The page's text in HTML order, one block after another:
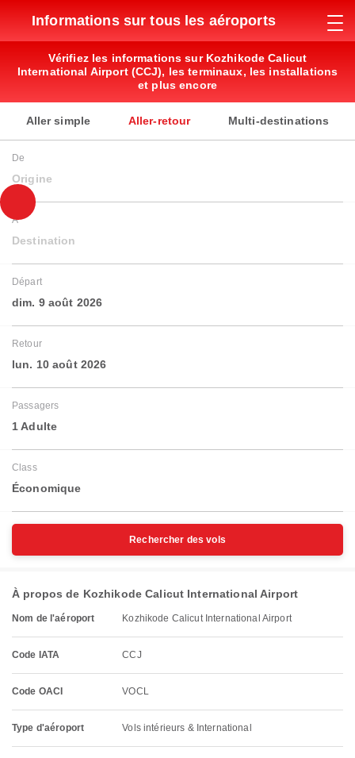
Informations sur tous les aéroports
Vérifiez les informations sur Kozhikode Calicut
International Airport (CCJ), les terminaux, les installations
et plus encore
Aller simple Aller-retour Multi-destinations
De
Origine
À
Destination
Départ
dim. 9 août 2026
Retour
lun. 10 août 2026
Passagers
1 Adulte
Class
Économique
Rechercher des vols
À propos de Kozhikode Calicut International Airport
Nom de l'aéroport Kozhikode Calicut International Airport
Code IATA CCJ
Code OACI VOCL
Type d'aéroport Vols intérieurs & International